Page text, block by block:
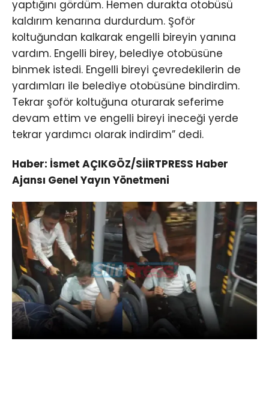
yaptığını gördüm. Hemen durakta otobüsü
kaldırım kenarına durdurdum. Şoför
koltuğundan kalkarak engelli bireyin yanına
vardım. Engelli birey, belediye otobüsüne
binmek istedi. Engelli bireyi çevredekilerin de
yardımları ile belediye otobüsüne bindirdim.
Tekrar şoför koltuğuna oturarak seferime
devam ettim ve engelli bireyi ineceği yerde
tekrar yardımcı olarak indirdim” dedi.
Haber: İsmet AÇIKGÖZ/SİİRTPRESS Haber
Ajansı Genel Yayın Yönetmeni